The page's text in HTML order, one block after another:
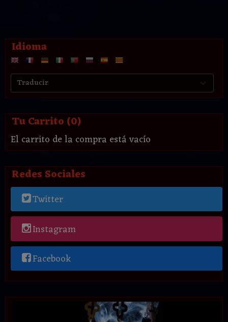
Idioma
Tu Carrito (0)
El carrito de la compra está vacío
Redes Sociales
Twitter
Instagram
Facebook